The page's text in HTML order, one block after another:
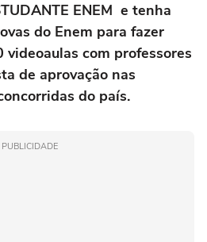
ENEM e tenha
do Enem para fazer
com professores
de aprovação nas
do país.
PUBLICIDADE